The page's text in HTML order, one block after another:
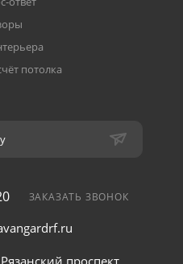
потолка
ЗАКАЗАТЬ ЗВОНОК
проспект